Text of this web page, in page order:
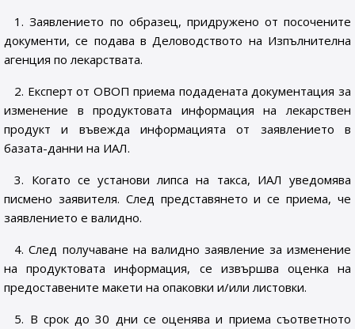
1. Заявлението по образец, придружено от посочените
документи, се подава в Деловодството на Изпълнителна
агенция по лекарствата.
2. Експерт от ОВОП приема подадената документация за
изменение в продуктовата информация на лекарствен
продукт и въвежда информацията от заявлението в
базата-данни на ИАЛ.
3. Когато се установи липса на такса, ИАЛ уведомява
писмено заявителя. След представянето и се приема, че
заявлението е валидно.
4. След получаване на валидно заявление за изменение
на продуктовата информация, се извършва оценка на
предоставените макети на опаковки и/или листовки.
5. В срок до 30 дни се оценява и приема съответното